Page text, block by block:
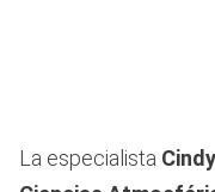
La especialista